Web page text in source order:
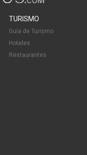
TURISMO
Guía de Turismo
Hoteles
Restaurantes